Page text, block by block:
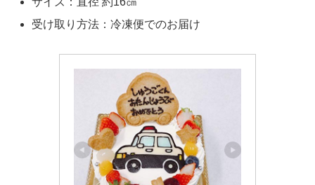
受け取り方法：冷凍便でのお届け